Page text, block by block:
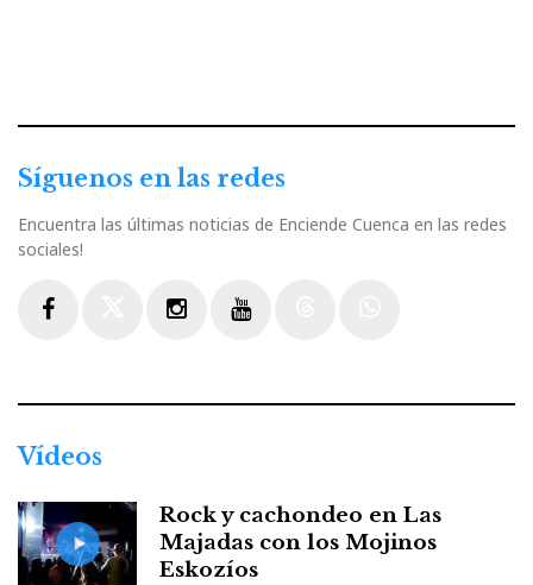
Síguenos en las redes
Encuentra las últimas noticias de Enciende Cuenca en las redes
sociales!
Vídeos
Rock y cachondeo en Las
Majadas con los Mojinos
Eskozíos